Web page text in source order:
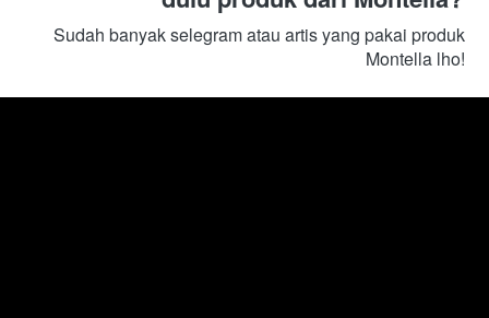
Sudah banyak selegram atau artis yang pakai produk
Montella lho!